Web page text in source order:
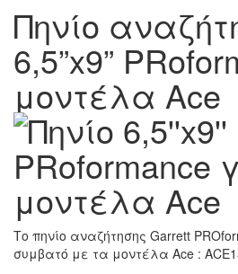
Πηνίο
6,5”x9”
μοντέλα Ace
Το πηνίο αναζήτησης Garrett
συμβατό με τα μοντέλα Ace :